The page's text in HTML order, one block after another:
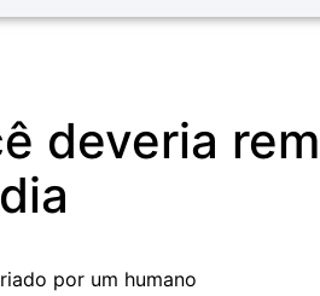
deveria
por um humano